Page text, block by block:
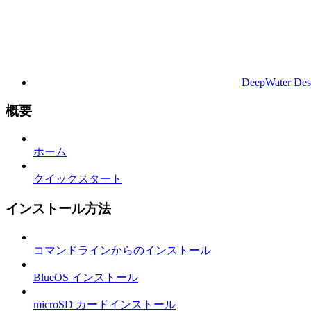
DeepWater
概要
ホーム
クイックスタート
インストール方法
コマンドラインからのインストール
BlueOS インストール
microSD カードインストール